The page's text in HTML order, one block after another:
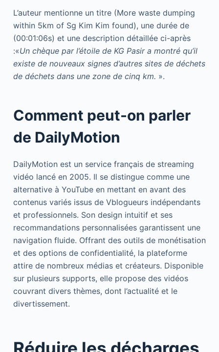
L’auteur mentionne un titre (More waste dumping
within 5km of Sg Kim Kim found), une durée de
(00:01:06s) et une description détaillée ci-après
:«Un chèque par l’étoile de KG Pasir a montré qu’il
existe de nouveaux signes d’autres sites de déchets
de déchets dans une zone de cinq km. ».
Comment peut-on parler
de DailyMotion
DailyMotion est un service français de streaming
vidéo lancé en 2005. Il se distingue comme une
alternative à YouTube en mettant en avant des
contenus variés issus de Vblogueurs indépendants
et professionnels. Son design intuitif et ses
recommandations personnalisées garantissent une
navigation fluide. Offrant des outils de monétisation
et des options de confidentialité, la plateforme
attire de nombreux médias et créateurs. Disponible
sur plusieurs supports, elle propose des vidéos
couvrant divers thèmes, dont l’actualité et le
divertissement.